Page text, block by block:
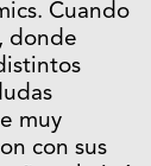
Cuando
donde
muy
con sus